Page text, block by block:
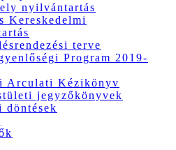
nyilvántartás
Kereskedelmi
terve
Program 2019-
Arculati Kézikönyv
jegyzőkönyvek
döntések